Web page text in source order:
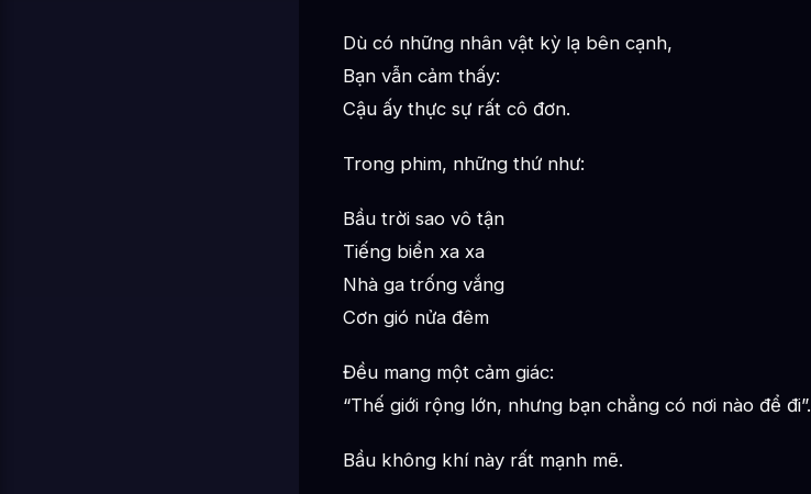
Dù có những nhân vật kỳ lạ bên cạnh,
Bạn vẫn cảm thấy:
Cậu ấy thực sự rất cô đơn.
Trong phim, những thứ như:
Bầu trời sao vô tận
Tiếng biển xa xa
Nhà ga trống vắng
Cơn gió nửa đêm
Đều mang một cảm giác:
“Thế giới rộng lớn, nhưng bạn chẳng có nơi nào để đi”.
Bầu không khí này rất mạnh mẽ.